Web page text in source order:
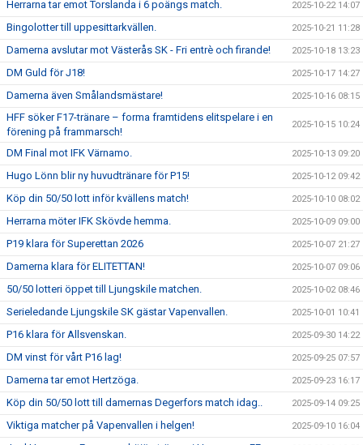
Herrarna tar emot Torslanda i 6 poängs match. 2025-10-22 14:07
Bingolotter till uppesittarkvällen. 2025-10-21 11:28
Damerna avslutar mot Västerås SK - Fri entrè och firande! 2025-10-18 13:23
DM Guld för J18! 2025-10-17 14:27
Damerna även Smålandsmästare! 2025-10-16 08:15
HFF söker F17-tränare – forma framtidens elitspelare i en
förening på frammarsch!
2025-10-15 10:24
DM Final mot IFK Värnamo. 2025-10-13 09:20
Hugo Lönn blir ny huvudtränare för P15! 2025-10-12 09:42
Köp din 50/50 lott inför kvällens match! 2025-10-10 08:02
Herrarna möter IFK Skövde hemma. 2025-10-09 09:00
P19 klara för Superettan 2026 2025-10-07 21:27
Damerna klara för ELITETTAN! 2025-10-07 09:06
50/50 lotteri öppet till Ljungskile matchen. 2025-10-02 08:46
Serieledande Ljungskile SK gästar Vapenvallen. 2025-10-01 10:41
P16 klara för Allsvenskan. 2025-09-30 14:22
DM vinst för vårt P16 lag! 2025-09-25 07:57
Damerna tar emot Hertzöga. 2025-09-23 16:17
Köp din 50/50 lott till damernas Degerfors match idag.. 2025-09-14 09:25
Viktiga matcher på Vapenvallen i helgen! 2025-09-10 16:04